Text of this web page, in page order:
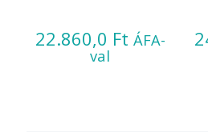
22.860,0 Ft ÁFA-
val